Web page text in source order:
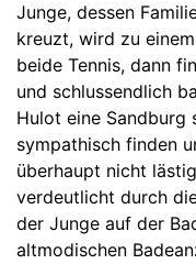
Junge, dessen
kreuzt, wird zu
beide Tennis, dann
und schlussendlich
Hulot eine Sandburg
sympathisch finden
überhaupt nicht
verdeutlicht durch
der Junge auf der
altmodischen